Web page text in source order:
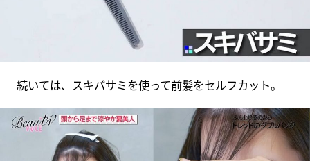
続いては、スキバサミを使って前髪をセルフカット。